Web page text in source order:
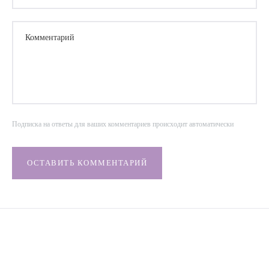
Комментарий
Подписка на ответы для ваших комментариев происходит автоматически
ОСТАВИТЬ КОММЕНТАРИЙ